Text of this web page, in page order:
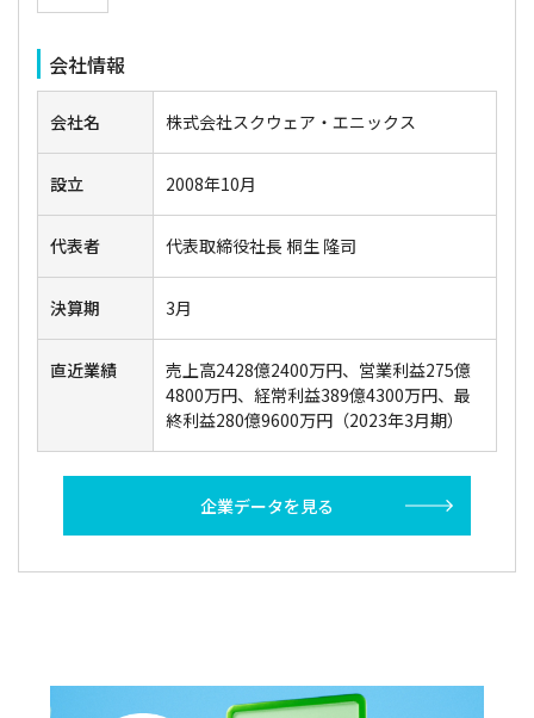
会社情報
会社名 株式会社スクウェア・エニックス
設立 2008年10月
代表者 代表取締役社長 桐生 隆司
決算期 3月
直近業績
売上高2428億2400万円、営業利益275億
4800万円、経常利益389億4300万円、最
終利益280億9600万円（2023年3月期）
企業データを見る